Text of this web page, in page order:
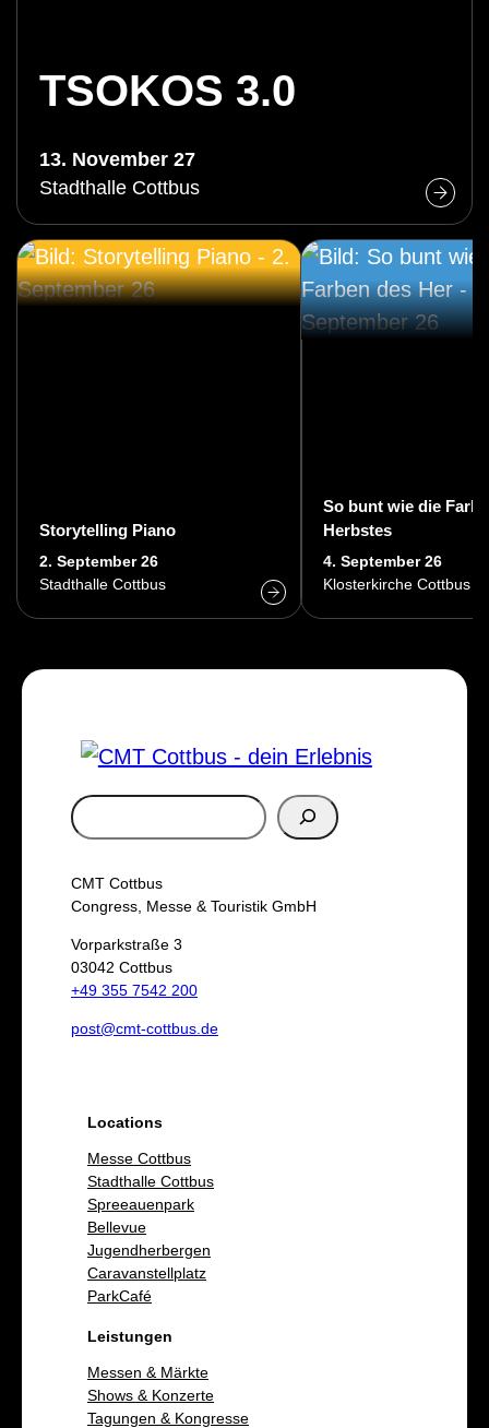
TSOKOS 3.0
13. November 27
Stadthalle Cottbus
Storytelling Piano
2. September 26
Stadthalle Cottbus
So bunt wie die
Herbstes
4. September 26
Klosterkirche Cottbus
S
u
c
h
e
n
CMT Cottbus
Congress, Messe & Touristik GmbH
Vorparkstraße 3
03042 Cottbus
+49 355 7542 200
post@cmt-cottbus.de
Locations
Messe Cottbus
Stadthalle Cottbus
Spreeauenpark
Bellevue
Jugendherbergen
Caravanstellplatz
ParkCafé
Leistungen
Messen & Märkte
Shows & Konzerte
Tagungen & Kongresse